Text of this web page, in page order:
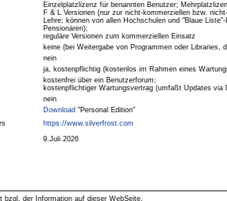
Einzelplatzlizenz für benannten Benutzer;
F & L Versionen (nur zur nicht-kommerziellen bzw.
Lehre; können von allen Hochschulen und "Blaue
Pensionären);
reguläre Versionen zum kommerziellen Einsatz
keine (bei Weitergabe von Programmen oder Libraries,
nein
ja, kostenpflichtig (kostenlos im Rahmen eines
kostenfrei über ein Benutzerforum;
kostenpflichtiger Wartungsvertrag (umfaßt Updates via
nein
Download "Personal Edition"
https://www.silverfrost.com
9.Juli 2026
bzgl. der Information auf dieser WebSeite.